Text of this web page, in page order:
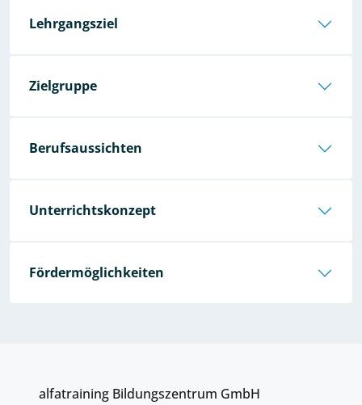
Lehrgangsziel
Zielgruppe
Berufsaussichten
Unterrichtskonzept
Fördermöglichkeiten
alfatraining Bildungszentrum GmbH